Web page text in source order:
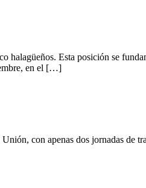
Esta posición se
en el […]
con apenas dos jornadas de